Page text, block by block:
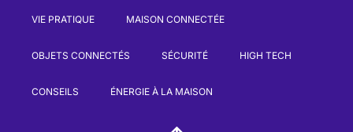
VIE PRATIQUE MAISON CONNECTÉE
OBJETS CONNECTÉS SÉCURITÉ HIGH TECH
CONSEILS ÉNERGIE À LA MAISON